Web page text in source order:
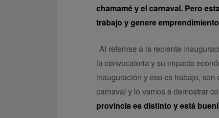
chamamé y el carnaval. Pero
trabajo y genere
Al referirse a la reciente
la convocatoria y su impacto
inauguración y eso es trabajo,
carnaval y lo vamos a demostrar
provincia es distinto y está